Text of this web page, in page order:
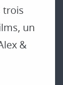
trois
un
&